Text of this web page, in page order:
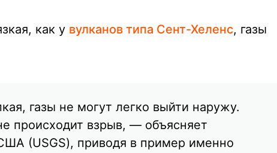
как у вулканов типа Сент-Хеленс, газы
газы не могут легко выйти наружу.
происходит взрыв, — объясняет
(USGS), приводя в пример именно